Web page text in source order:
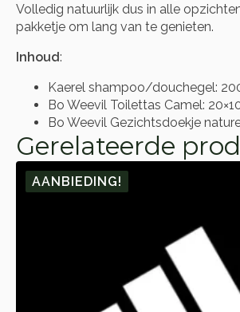
Volledig natuurlijk dus in alle
pakketje om lang van te genieten.
Inhoud:
Kaerel shampoo/douchegel:
Bo Weevil Toilettas Camel:
Bo Weevil Gezichtsdoekje
Gerelateerde
AANBIEDING!